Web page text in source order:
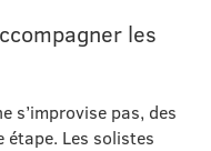
les
s’improvise pas, des
étape. Les solistes